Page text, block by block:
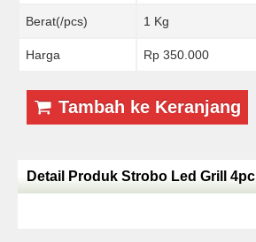
Berat(/pcs) 1 Kg
Harga Rp 350.000
Tambah ke Keranjang
Detail Produk Strobo Led Grill 4pc